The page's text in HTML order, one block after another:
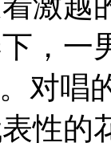
，一
对唱
性的